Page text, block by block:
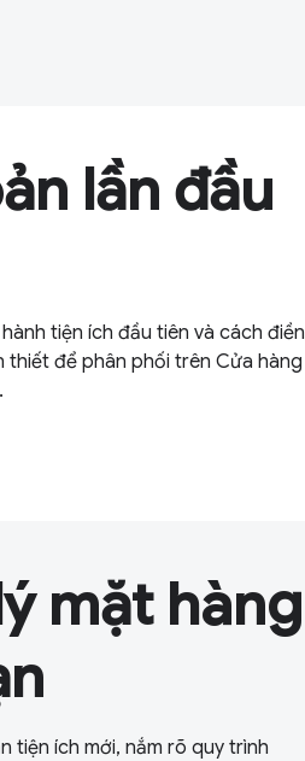
lần đầu
tiện ích đầu tiên và cách điền
để phân phối trên Cửa hàng
mặt hàng
tiện ích mới, nắm rõ quy trình